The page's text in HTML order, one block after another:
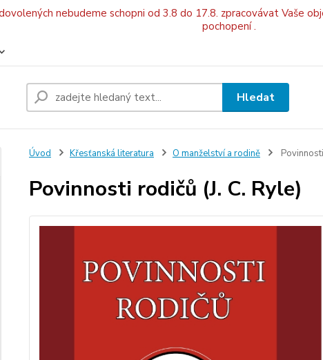
nebudeme schopni od 3.8 do 17.8. zpracovávat Vaše
pochopení .
Hledat
Úvod Křesťanská literatura O manželství a rodině
Povinnosti rodičů (J. C. Ryle)